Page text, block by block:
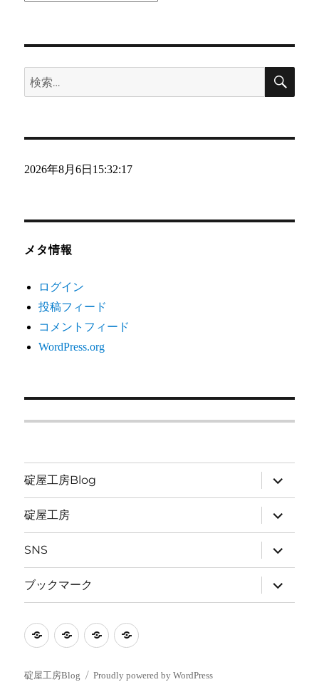
検
索:
検
2026年8月6日 15:32:18
メタ情報
ログイン
投稿フィード
コメントフィード
WordPress.org
碇屋工房Blog
サ
ブ
メ
ニ
ュ
ー
を
展
開
碇屋工房
サ
ブ
メ
ニ
ュ
ー
を
展
開
SNS
サ
ブ
メ
ニ
ュ
ー
ブックマーク
サ
ブ
メ
碇
工
碇
工
SNS
ブ
ク
碇屋工房Blog Proudly powered by WordPress